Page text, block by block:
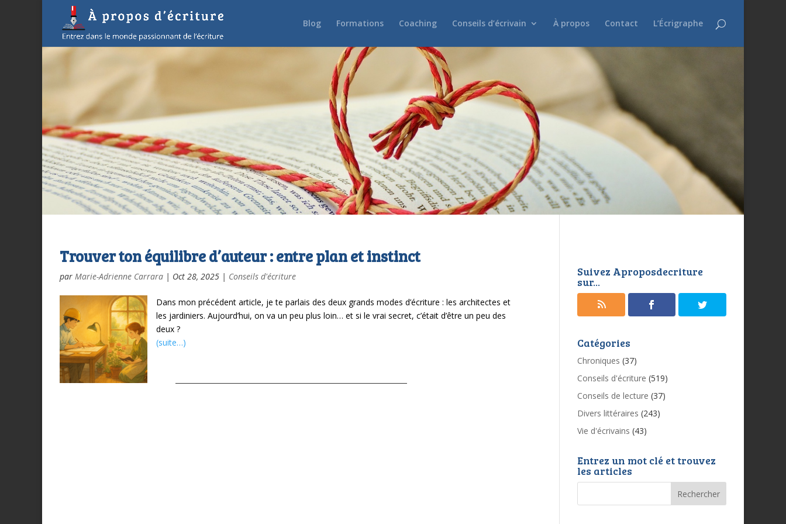
Blog Formations Coaching Conseils d’écrivain À propos Contact L’Écrigraphe
Trouver ton équilibre d’auteur : entre plan et instinct
par Marie-Adrienne Carrara | Oct 28, 2025 | Conseils d'écriture
Dans mon précédent article, je te parlais des deux grands modes d’écriture : les architectes et
les jardiniers. Aujourd’hui, on va un peu plus loin… et si le vrai secret, c’était d’être un peu des
deux ?
(suite…)
Suivez Aproposdecriture
sur...
Catégories
Chroniques (37)
Conseils d'écriture (519)
Conseils de lecture (37)
Divers littéraires (243)
Vie d'écrivains (43)
Entrez un mot clé et trouvez
les articles